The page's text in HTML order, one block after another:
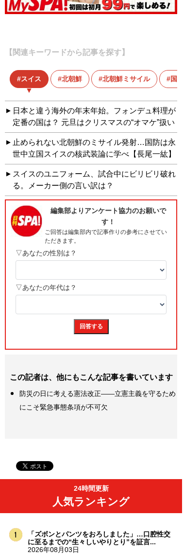
【関連キーワードから記事を探す】
スイス 北朝鮮 北朝鮮ミサイル 国防
日本と違う海外の年末年始。フォンデュ料理が
定番の国は？ 元旦はクリスマスの“オマケ”扱い
止められない北朝鮮のミサイル発射…国防は永
世中立国スイスの核武装論に学べ【長尾一紘】
スイスのユニフォーム、試合中にビリビリ破れ
る。メーカー側の言い訳は？
この記者は、他にもこんな記事を書いています
防災の日に考える憲法改正――立憲主義を守るため
にこそ緊急事態条項が不可欠
24時間更新
人気ランキング
「ズボンとパンツをおろしました」…口腔性交
に至るまでの“生々しいやりとり”を証言...
2026年08月03日